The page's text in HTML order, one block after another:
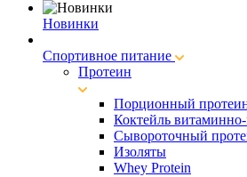
Новинки
Спортивное питание
Протеин
Порционный
Коктейль
Сывороточный
Изоляты
Whey Protein